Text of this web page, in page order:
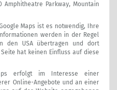
Amphitheatre Parkway, Mountain
Maps ist es notwendig, Ihre
werden in der Regel
den USA übertragen und dort
hat keinen Einfluss auf diese
erfolgt im Interesse einer
Online-Angebote und an einer